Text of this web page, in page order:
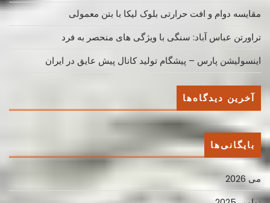
مقایسه دوام و افت حرارتی بلوک لیکا با بتن معمولی
تراورتن عباس آباد: سنگی با ویژگی های منحصر به فرد
اینسولیشن پارس – پیشگام تولید کانال پیش عایق در ایران
آخرین دیدگاه‌ها
بایگانی‌ها
می 2026